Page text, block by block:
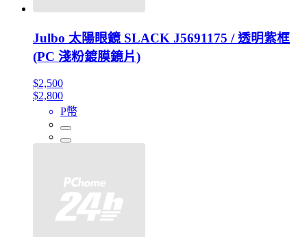
Julbo 太陽眼鏡 SLACK J5691175 / 透明紫框
(PC 淺粉鍍膜鏡片)
$2,500
$2,800
P幣